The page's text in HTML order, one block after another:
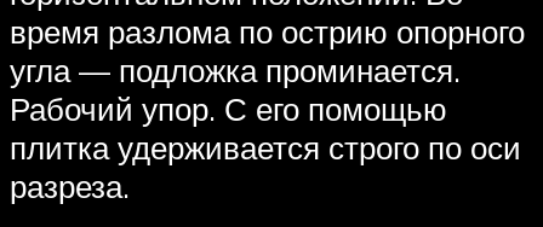
время разлома по острию опорного
угла — подложка проминается.
Рабочий упор. С его помощью
плитка удерживается строго по оси
разреза.